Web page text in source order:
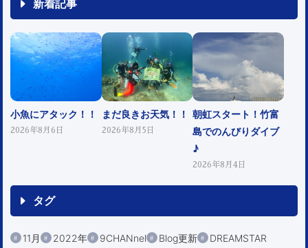
新着記事
小魚にアタック！！
2026年8月6日
まだ良きお天気！！
2026年8月5日
朝虹スタート！竹富
島でのんびりダイブ
♪
2026年8月4日
タグ
11月 2022年 9CHANnel Blog更新
DREAMSTAR